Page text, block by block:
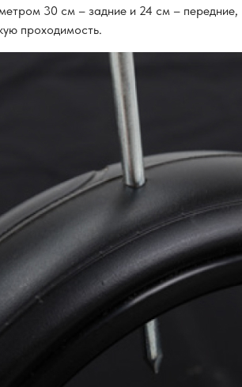
30 см – задние и 24 см – передние,
проходимость.